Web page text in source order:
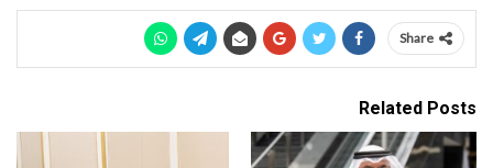
Share
Related Posts